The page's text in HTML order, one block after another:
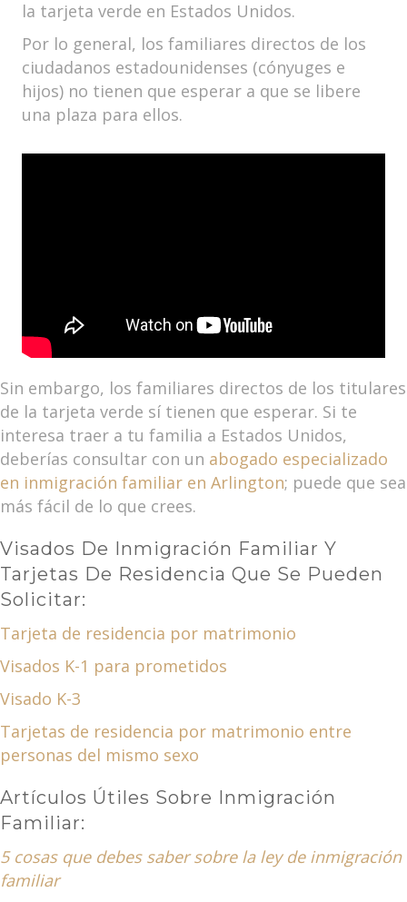
la tarjeta verde en Estados Unidos.
Por lo general, los familiares directos de los
ciudadanos estadounidenses (cónyuges e
hijos) no tienen que esperar a que se libere
una plaza para ellos.
Sin embargo, los familiares directos de los titulares
de la tarjeta verde sí tienen que esperar. Si te
interesa traer a tu familia a Estados Unidos,
deberías consultar con un abogado especializado
en inmigración familiar en Arlington; puede que sea
más fácil de lo que crees.
Visados De Inmigración Familiar Y
Tarjetas De Residencia Que Se Pueden
Solicitar:
Tarjeta de residencia por matrimonio
Visados K-1 para prometidos
Visado K-3
Tarjetas de residencia por matrimonio entre
personas del mismo sexo
Artículos Útiles Sobre Inmigración
Familiar:
5 cosas que debes saber sobre la ley de inmigración
familiar